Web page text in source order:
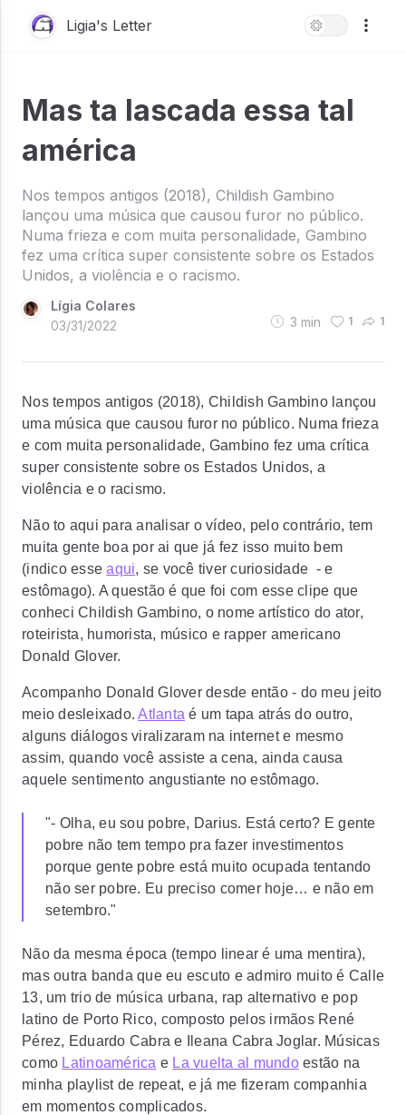
Ligia's Letter
Mas ta lascada essa tal
américa
Nos tempos antigos (2018), Childish Gambino
lançou uma música que causou furor no público.
Numa frieza e com muita personalidade, Gambino
fez uma crítica super consistente sobre os Estados
Unidos, a violência e o racismo.
Lígia Colares
03/31/2022
3 min 1 1
Nos tempos antigos (2018), Childish Gambino lançou
uma música que causou furor no público. Numa frieza
e com muita personalidade, Gambino fez uma crítica
super consistente sobre os Estados Unidos, a
violência e o racismo.
Não to aqui para analisar o vídeo, pelo contrário, tem
muita gente boa por ai que já fez isso muito bem
(indico esseaqui, se você tiver curiosidade - e
estômago). A questão é que foi com esse clipe que
conheci Childish Gambino, o nome artístico do ator,
roteirista, humorista, músico e rapper americano
Donald Glover.
Acompanho Donald Glover desde então - do meu jeito
meio desleixado.Atlanta é um tapa atrás do outro,
alguns diálogos viralizaram na internet e mesmo
assim, quando você assiste a cena, ainda causa
aquele sentimento angustiante no estômago.
"- Olha, eu sou pobre, Darius. Está certo? E gente
pobre não tem tempo pra fazer investimentos
porque gente pobre está muito ocupada tentando
não ser pobre. Eu preciso comer hoje… e não em
setembro."
Não da mesma época (tempo linear é uma mentira),
mas outra banda que eu escuto e admiro muito é Calle
13, um trio de música urbana, rap alternativo e pop
latino de Porto Rico, composto pelos irmãos René
Pérez, Eduardo Cabra e Ileana Cabra Joglar. Músicas
como Latinoamérica e La vuelta al mundoestão na
minha playlist de repeat, e já me fizeram companhia
em momentos complicados.